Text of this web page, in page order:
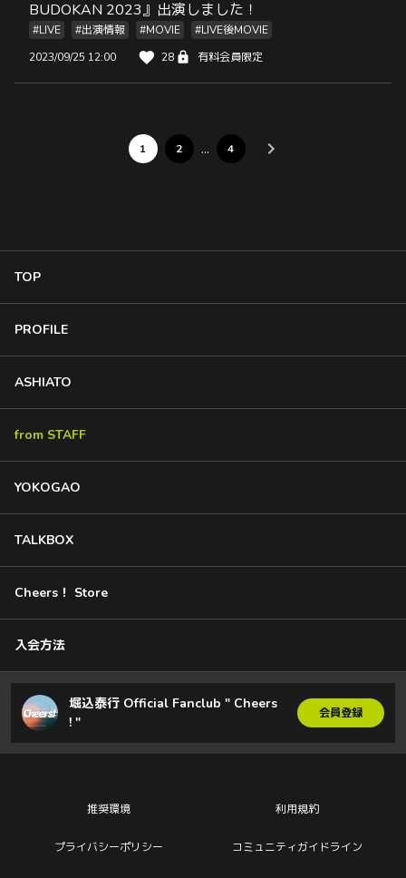
BUDOKAN 2023』出演しました！
#LIVE #出演情報 #MOVIE
#LIVE後MOVIE
2023/09/25 12:00
28 有料会員限定
1 2 … 4
TOP
PROFILE
ASHIATO
from STAFF
YOKOGAO
TALKBOX
Cheers！ Store
入会方法
堀込泰行 Official Fanclub " Cheers
! "
会員登録
推奨環境 利用規約
プライバシーポリシー コミュニティガイドライン